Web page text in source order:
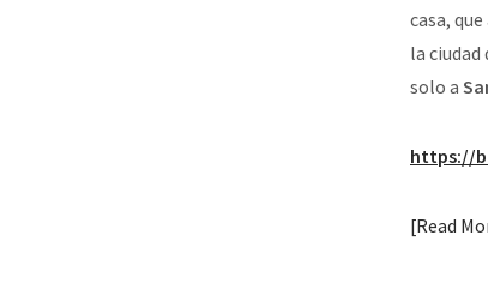
casa,
la ciudad
solo a
https://
Read